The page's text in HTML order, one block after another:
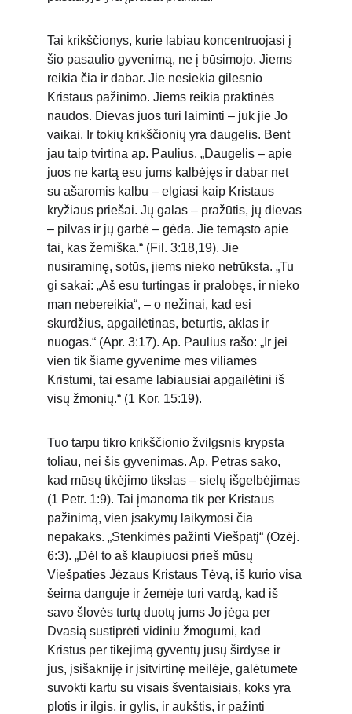
Tai krikščionys, kurie labiau koncentruojasi į
šio pasaulio gyvenimą, ne į būsimojo. Jiems
reikia čia ir dabar. Jie nesiekia gilesnio
Kristaus pažinimo. Jiems reikia praktinės
naudos. Dievas juos turi laiminti – juk jie Jo
vaikai. Ir tokių krikščionių yra daugelis. Bent
jau taip tvirtina ap. Paulius. „Daugelis – apie
juos ne kartą esu jums kalbėjęs ir dabar net
su ašaromis kalbu – elgiasi kaip Kristaus
kryžiaus priešai. Jų galas – pražūtis, jų dievas
– pilvas ir jų garbė – gėda. Jie temąsto apie
tai, kas žemiška.“ (Fil. 3:18,19). Jie
nusiraminę, sotūs, jiems nieko netrūksta. „Tu
gi sakai: „Aš esu turtingas ir pralobęs, ir nieko
man nebereikia“, – o nežinai, kad esi
skurdžius, apgailėtinas, beturtis, aklas ir
nuogas.“ (Apr. 3:17). Ap. Paulius rašo: „Ir jei
vien tik šiame gyvenime mes viliamės
Kristumi, tai esame labiausiai apgailėtini iš
visų žmonių.“ (1 Kor. 15:19).
Tuo tarpu tikro krikščionio žvilgsnis krypsta
toliau, nei šis gyvenimas. Ap. Petras sako,
kad mūsų tikėjimo tikslas – sielų išgelbėjimas
(1 Petr. 1:9). Tai įmanoma tik per Kristaus
pažinimą, vien įsakymų laikymosi čia
nepakaks. „Stenkimės pažinti Viešpatį“ (Ozėj.
6:3). „Dėl to aš klaupiuosi prieš mūsų
Viešpaties Jėzaus Kristaus Tėvą, iš kurio visa
šeima danguje ir žemėje turi vardą, kad iš
savo šlovės turtų duotų jums Jo jėga per
Dvasią sustiprėti vidiniu žmogumi, kad
Kristus per tikėjimą gyventų jūsų širdyse ir
jūs, įsišakniję ir įsitvirtinę meilėje, galėtumėte
suvokti kartu su visais šventaisiais, koks yra
plotis ir ilgis, ir gylis, ir aukštis, ir pažinti